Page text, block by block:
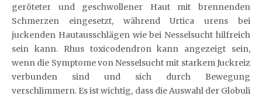
geröteter und geschwollener Haut mit brennenden
Schmerzen eingesetzt, während Urtica urens bei
juckenden Hautausschlägen wie bei Nesselsucht hilfreich
sein kann. Rhus toxicodendron kann angezeigt sein,
wenn die Symptome von Nesselsucht mit starkem Juckreiz
verbunden sind und sich durch Bewegung
verschlimmern. Es ist wichtig, dass die Auswahl der Globuli